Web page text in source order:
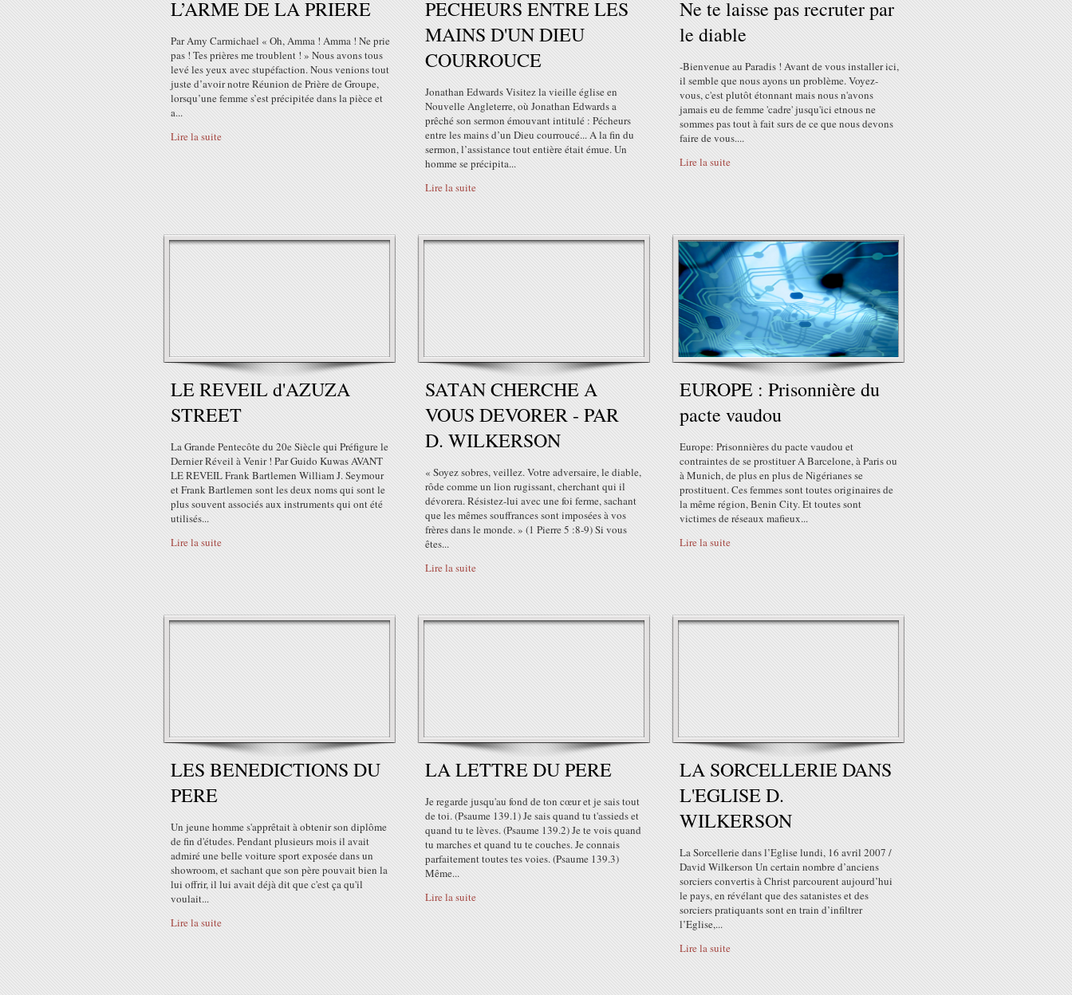
L’ARME DE LA PRIERE
Par Amy Carmichael « Oh, Amma ! Amma ! Ne prie
pas ! Tes prières me troublent ! » Nous avons tous
levé les yeux avec stupéfaction. Nous venions tout
juste d’avoir notre Réunion de Prière de Groupe,
lorsqu’une femme s’est précipitée dans la pièce et
a...
Lire la suite
PECHEURS ENTRE LES
MAINS D'UN DIEU
COURROUCE
Jonathan Edwards Visitez la vieille église en
Nouvelle Angleterre, où Jonathan Edwards a
prêché son sermon émouvant intitulé : Pécheurs
entre les mains d’un Dieu courroucé... A la fin du
sermon, l’assistance tout entière était émue. Un
homme se précipita...
Lire la suite
Ne te laisse pas recruter par
le diable
-Bienvenue au Paradis ! Avant de vous installer ici,
il semble que nous ayons un problème. Voyez-
vous, c'est plutôt étonnant mais nous n'avons
jamais eu de femme 'cadre' jusqu'ici etnous ne
sommes pas tout à fait surs de ce que nous devons
faire de vous....
Lire la suite
LE REVEIL d'AZUZA
STREET
La Grande Pentecôte du 20e Siècle qui Préfigure le
Dernier Réveil à Venir ! Par Guido Kuwas AVANT
LE REVEIL Frank Bartlemen William J. Seymour
et Frank Bartlemen sont les deux noms qui sont le
plus souvent associés aux instruments qui ont été
utilisés...
Lire la suite
SATAN CHERCHE A
VOUS DEVORER - PAR
D. WILKERSON
« Soyez sobres, veillez. Votre adversaire, le diable,
rôde comme un lion rugissant, cherchant qui il
dévorera. Résistez-lui avec une foi ferme, sachant
que les mêmes souffrances sont imposées à vos
frères dans le monde. » (1 Pierre 5 :8-9) Si vous
êtes...
Lire la suite
EUROPE : Prisonnière du
pacte vaudou
Europe: Prisonnières du pacte vaudou et
contraintes de se prostituer A Barcelone, à Paris ou
à Munich, de plus en plus de Nigérianes se
prostituent. Ces femmes sont toutes originaires de
la même région, Benin City. Et toutes sont
victimes de réseaux mafieux...
Lire la suite
LES BENEDICTIONS DU
PERE
Un jeune homme s'apprêtait à obtenir son diplôme
de fin d'études. Pendant plusieurs mois il avait
admiré une belle voiture sport exposée dans un
showroom, et sachant que son père pouvait bien la
lui offrir, il lui avait déjà dit que c'est ça qu'il
voulait...
Lire la suite
LA LETTRE DU PERE
Je regarde jusqu'au fond de ton cœur et je sais tout
de toi. (Psaume 139.1) Je sais quand tu t'assieds et
quand tu te lèves. (Psaume 139.2) Je te vois quand
tu marches et quand tu te couches. Je connais
parfaitement toutes tes voies. (Psaume 139.3)
Même...
Lire la suite
LA SORCELLERIE DANS
L'EGLISE D.
WILKERSON
La Sorcellerie dans l’Eglise lundi, 16 avril 2007 /
David Wilkerson Un certain nombre d’anciens
sorciers convertis à Christ parcourent aujourd’hui
le pays, en révélant que des satanistes et des
sorciers pratiquants sont en train d’infiltrer
l’Eglise,...
Lire la suite